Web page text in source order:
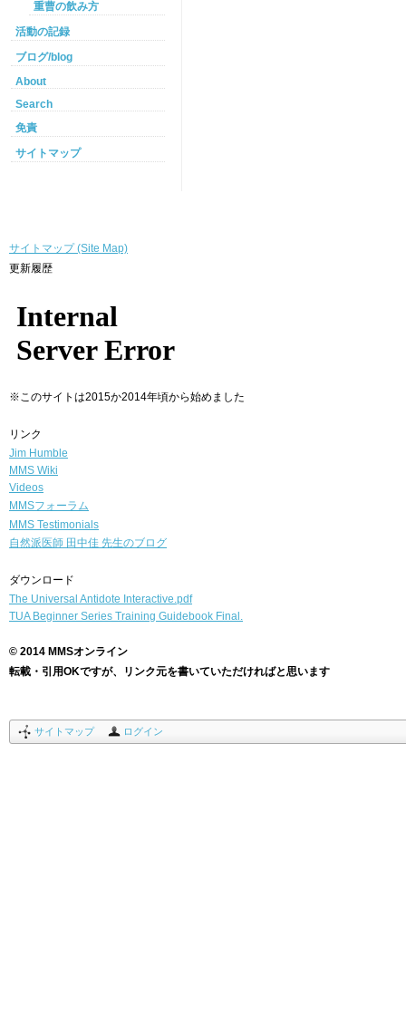
重曹の飲み方
活動の記録
ブログ/blog
About
Search
免責
サイトマップ
サイトマップ (Site Map)
更新履歴
※このサイトは2015か2014年頃から始めました
リンク
Jim Humble
MMS Wiki
Videos
MMSフォーラム
MMS Testimonials
自然派医師 田中佳 先生のブログ
ダウンロード
The Universal Antidote Interactive.pdf
TUA Beginner Series Training Guidebook Final.
© 2014 MMSオンライン
転載・引用OKですが、リンク元を書いていただければと思います
サイトマップ ログイン